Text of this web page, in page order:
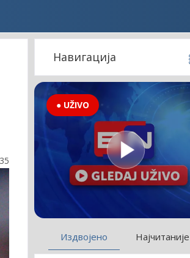
Навигација
● UŽIVO
Издвојено Најчитаније